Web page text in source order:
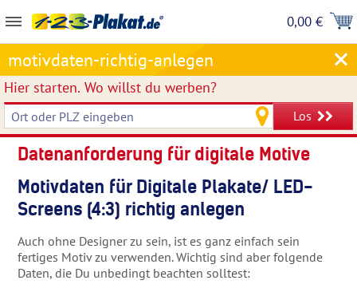
0,00 €
motivdaten-richtig-anlegen
Hier starten. Wo willst du werben?
Los
Datenanforderung für digitale Motive
Motivdaten für Digitale Plakate/ LED-
Screens (4:3) richtig anlegen
Auch ohne Designer zu sein, ist es ganz einfach sein
fertiges Motiv zu verwenden. Wichtig sind aber folgende
Daten, die Du unbedingt beachten solltest: